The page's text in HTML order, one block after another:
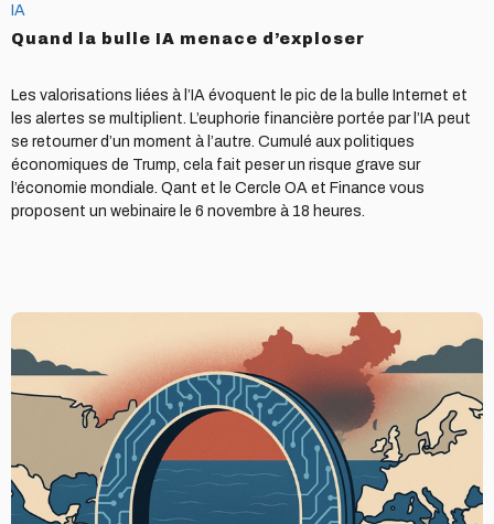
IA
Quand la bulle IA menace d’exploser
Les valorisations liées à l’IA évoquent le pic de la bulle Internet et
les alertes se multiplient. L’euphorie financière portée par l’IA peut
se retourner d’un moment à l’autre. Cumulé aux politiques
économiques de Trump, cela fait peser un risque grave sur
l’économie mondiale. Qant et le Cercle OA et Finance vous
proposent un webinaire le 6 novembre à 18 heures.
Pour
un
renouveau
technologique
transatlantique
l’horizon
2030